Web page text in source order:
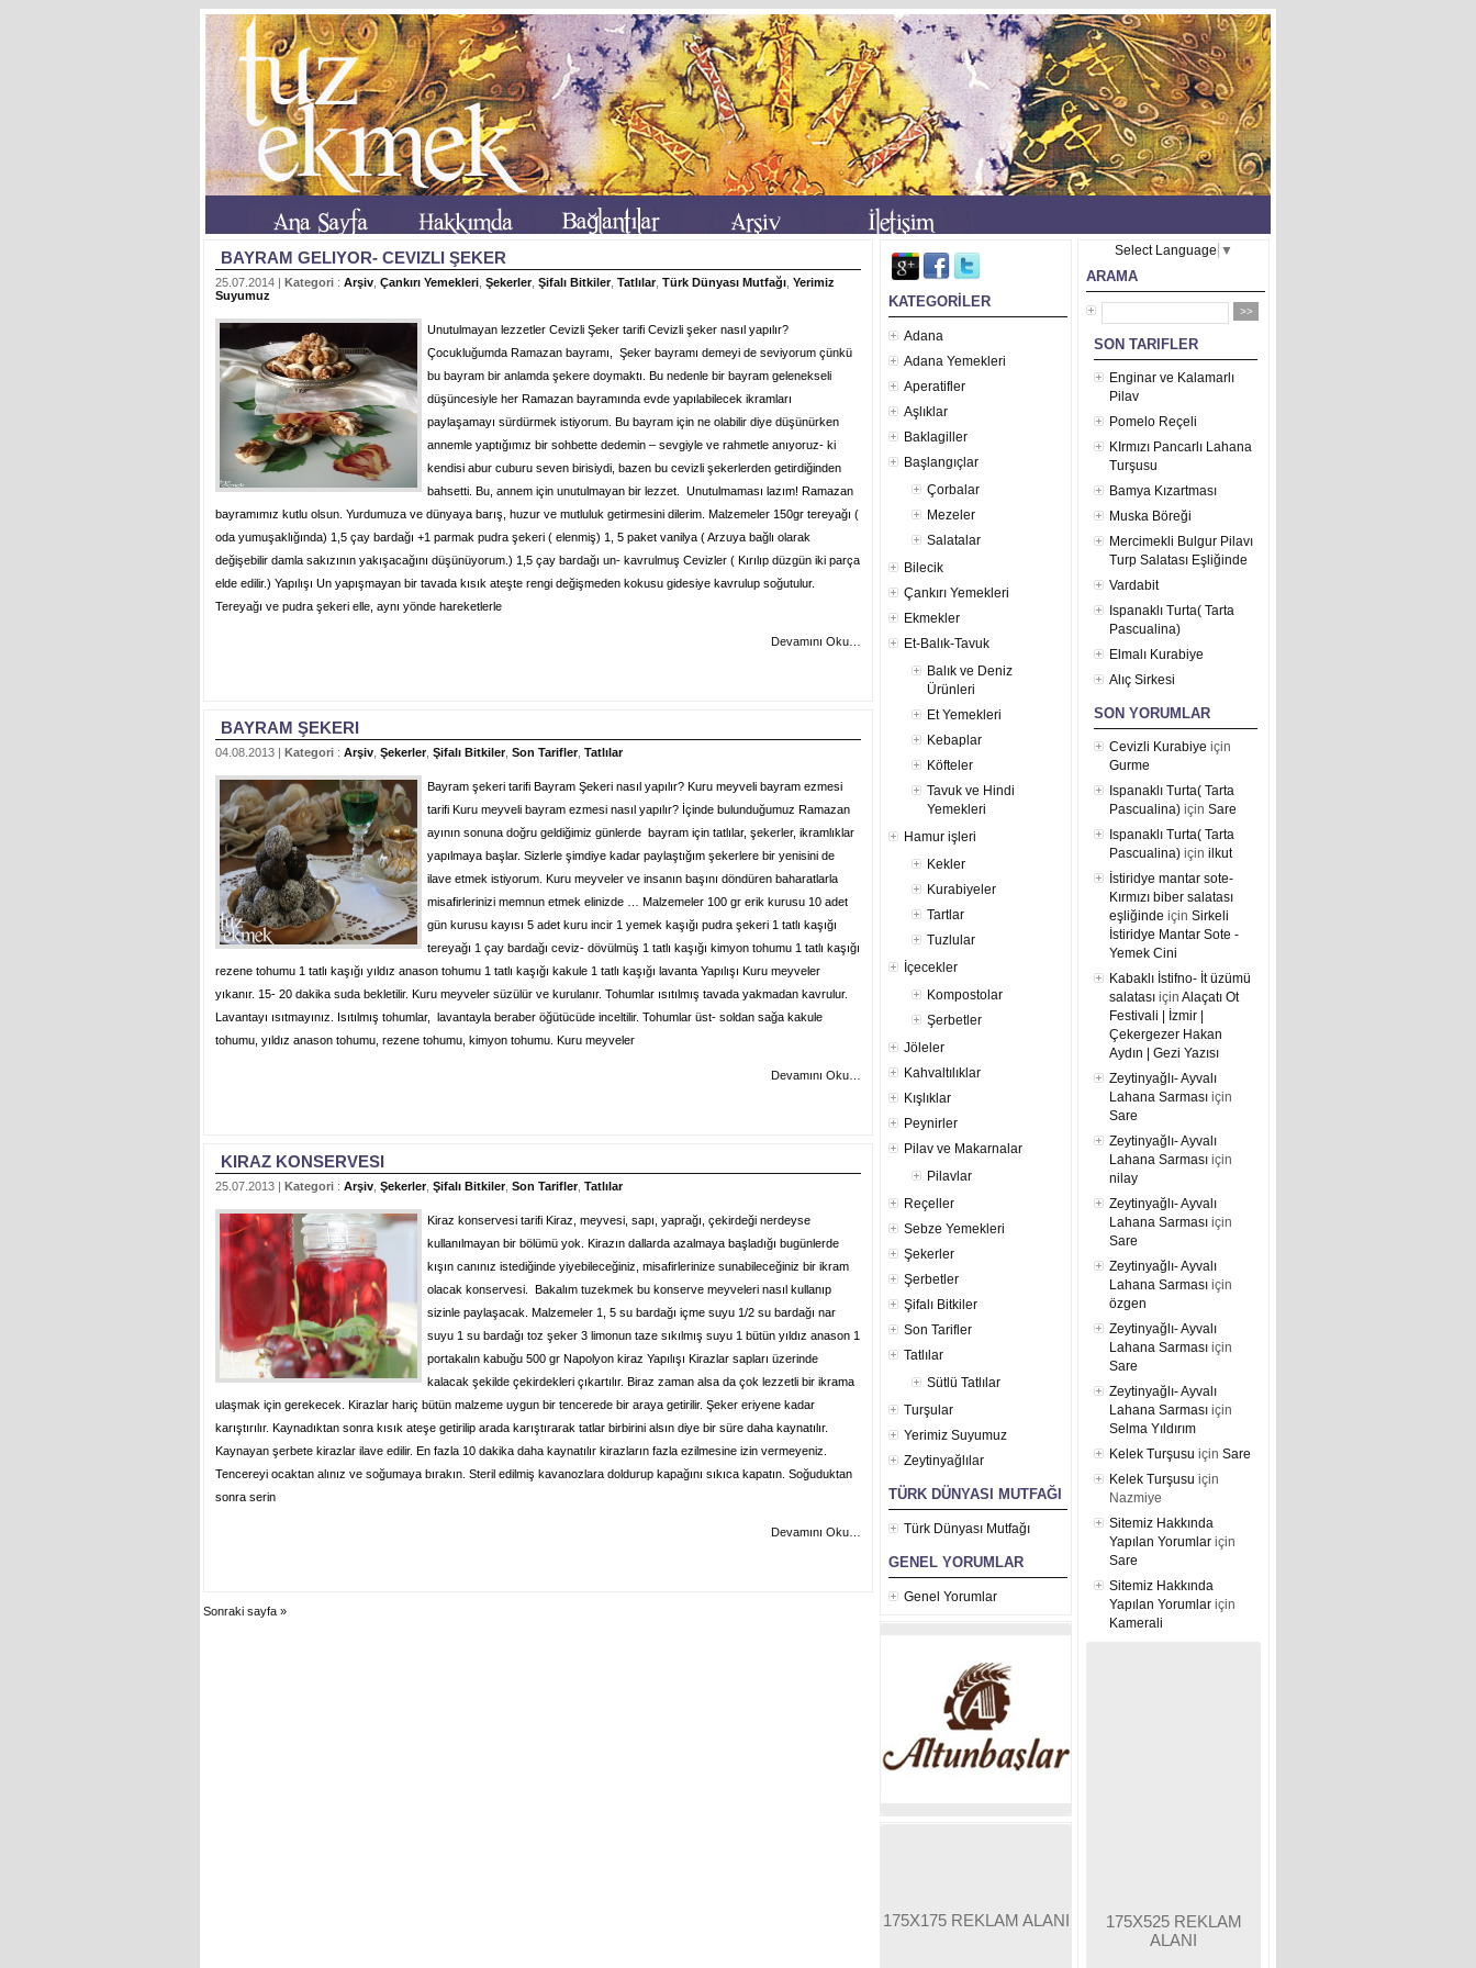
BAYRAM GELIYOR- CEVIZLI ŞEKER
25.07.2014 | Kategori : Arşiv Çankırı Yemekleri Şekerler, Şifalı Bitkiler, Tatlılar, Türk Dünyası Mutfağı Yerimiz
Suyumuz
Unutulmayan lezzetler Cevizli Şeker tarifi Cevizli şeker nasıl yapılır?
Çocukluğumda Ramazan bayramı, Şeker bayramı demeyi de seviyorum çünkü
bu bayram bir anlamda şekere doymaktı. Bu nedenle bir bayram gelenekseli
düşüncesiyle her Ramazan bayramında evde yapılabilecek ikramları
paylaşamayı sürdürmek istiyorum. Bu bayram için ne olabilir diye düşünürken
annemle yaptığımız bir sohbette dedemin – sevgiyle ve rahmetle anıyoruz- ki
kendisi abur cuburu seven birisiydi, bazen bu cevizli şekerlerden getirdiğinden
bahsetti. Bu, annem için unutulmayan bir lezzet. Unutulmaması lazım! Ramazan
bayramımız kutlu olsun. Yurdumuza ve dünyaya barış, huzur ve mutluluk getirmesini dilerim. Malzemeler 150gr tereyağı (
oda yumuşaklığında) 1,5 çay bardağı +1 parmak pudra şekeri ( elenmiş) 1, 5 paket vanilya ( Arzuya bağlı olarak
değişebilir damla sakızının yakışacağını düşünüyorum.) 1,5 çay bardağı un- kavrulmuş Cevizler ( Kırılıp düzgün iki parça
elde edilir.) Yapılışı Un yapışmayan bir tavada kısık ateşte rengi değişmeden kokusu gidesiye kavrulup soğutulur.
Tereyağı ve pudra şekeri elle, aynı yönde hareketlerle
Devamını Oku…
BAYRAM ŞEKERI
04.08.2013 | Kategori : Arşiv Şekerler, Şifalı Bitkiler, Son Tarifler, Tatlılar
Bayram şekeri tarifi Bayram Şekeri nasıl yapılır? Kuru meyveli bayram ezmesi
tarifi Kuru meyveli bayram ezmesi nasıl yapılır? İçinde bulunduğumuz Ramazan
ayının sonuna doğru geldiğimiz günlerde bayram için tatlılar, şekerler, ikramlıklar
yapılmaya başlar. Sizlerle şimdiye kadar paylaştığım şekerlere bir yenisini de
ilave etmek istiyorum. Kuru meyveler ve insanın başını döndüren baharatlarla
misafirlerinizi memnun etmek elinizde … Malzemeler 100 gr erik kurusu 10 adet
gün kurusu kayısı 5 adet kuru incir 1 yemek kaşığı pudra şekeri 1 tatlı kaşığı
tereyağı 1 çay bardağı ceviz- dövülmüş 1 tatlı kaşığı kimyon tohumu 1 tatlı kaşığı
rezene tohumu 1 tatlı kaşığı yıldız anason tohumu 1 tatlı kaşığı kakule 1 tatlı kaşığı lavanta Yapılışı Kuru meyveler
yıkanır. 15- 20 dakika suda bekletilir. Kuru meyveler süzülür ve kurulanır. Tohumlar ısıtılmış tavada yakmadan kavrulur.
Lavantayı ısıtmayınız. Isıtılmış tohumlar, lavantayla beraber öğütücüde inceltilir. Tohumlar üst- soldan sağa kakule
tohumu, yıldız anason tohumu, rezene tohumu, kimyon tohumu. Kuru meyveler
Devamını Oku…
KIRAZ KONSERVESI
25.07.2013 | Kategori : Arşiv Şekerler, Şifalı Bitkiler, Son Tarifler, Tatlılar
Kiraz konservesi tarifi Kiraz, meyvesi, sapı, yaprağı, çekirdeği nerdeyse
kullanılmayan bir bölümü yok. Kirazın dallarda azalmaya başladığı bugünlerde
kışın canınız istediğinde yiyebileceğiniz, misafirlerinize sunabileceğiniz bir ikram
olacak konservesi. Bakalım tuzekmek bu konserve meyveleri nasıl kullanıp
sizinle paylaşacak. Malzemeler 1, 5 su bardağı içme suyu 1/2 su bardağı nar
suyu 1 su bardağı toz şeker 3 limonun taze sıkılmış suyu 1 bütün yıldız anason 1
portakalın kabuğu 500 gr Napolyon kiraz Yapılışı Kirazlar sapları üzerinde
kalacak şekilde çekirdekleri çıkartılır. Biraz zaman alsa da çok lezzetli bir ikrama
ulaşmak için gerekecek. Kirazlar hariç bütün malzeme uygun bir tencerede bir araya getirilir. Şeker eriyene kadar
karıştırılır. Kaynadıktan sonra kısık ateşe getirilip arada karıştırarak tatlar birbirini alsın diye bir süre daha kaynatılır.
Kaynayan şerbete kirazlar ilave edilir. En fazla 10 dakika daha kaynatılır kirazların fazla ezilmesine izin vermeyeniz.
Tencereyi ocaktan alınız ve soğumaya bırakın. Steril edilmiş kavanozlara doldurup kapağını sıkıca kapatın. Soğuduktan
sonra serin
Devamını Oku…
Sonraki sayfa »
KATEGORİLER
Adana
Adana Yemekleri
Aperatifler
Aşlıklar
Baklagiller
Başlangıçlar
Çorbalar
Mezeler
Salatalar
Bilecik
Çankırı Yemekleri
Ekmekler
Et-Balık-Tavuk
Balık ve Deniz
Ürünleri
Et Yemekleri
Kebaplar
Köfteler
Tavuk ve Hindi
Yemekleri
Hamur işleri
Kekler
Kurabiyeler
Tartlar
Tuzlular
İçecekler
Kompostolar
Şerbetler
Jöleler
Kahvaltılıklar
Kışlıklar
Peynirler
Pilav ve Makarnalar
Pilavlar
Reçeller
Sebze Yemekleri
Şekerler
Şerbetler
Şifalı Bitkiler
Son Tarifler
Tatlılar
Sütlü Tatlılar
Turşular
Yerimiz Suyumuz
Zeytinyağlılar
TÜRK DÜNYASI MUTFAĞI
Türk Dünyası Mutfağı
GENEL YORUMLAR
Genel Yorumlar
175X175 REKLAM ALANI
Select Language ▼
ARAMA
SON TARIFLER
Enginar ve Kalamarlı
Pilav
Pomelo Reçeli
KIrmızı Pancarlı Lahana
Turşusu
Bamya Kızartması
Muska Böreği
Mercimekli Bulgur Pilavı
Turp Salatası Eşliğinde
Vardabit
Ispanaklı Turta( Tarta
Pascualina)
Elmalı Kurabiye
Alıç Sirkesi
SON YORUMLAR
Cevizli Kurabiye için
Gurme
Ispanaklı Turta( Tarta
Pascualina) için Sare
Ispanaklı Turta( Tarta
Pascualina) için ilkut
İstiridye mantar sote-
Kırmızı biber salatası
eşliğinde için Sirkeli
İstiridye Mantar Sote -
Yemek Cini
Kabaklı İstifno- İt üzümü
salatası için Alaçatı Ot
Festivali | İzmir |
Çekergezer Hakan
Aydın | Gezi Yazısı
Zeytinyağlı- Ayvalı
Lahana Sarması için
Sare
Zeytinyağlı- Ayvalı
Lahana Sarması için
nilay
Zeytinyağlı- Ayvalı
Lahana Sarması için
Sare
Zeytinyağlı- Ayvalı
Lahana Sarması için
özgen
Zeytinyağlı- Ayvalı
Lahana Sarması için
Sare
Zeytinyağlı- Ayvalı
Lahana Sarması için
Selma Yıldırım
Kelek Turşusu için Sare
Kelek Turşusu için
Nazmiye
Sitemiz Hakkında
Yapılan Yorumlar için
Sare
Sitemiz Hakkında
Yapılan Yorumlar için
Kamerali
175X525 REKLAM
ALANI